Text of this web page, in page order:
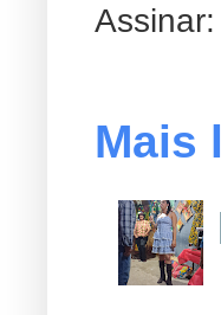
Assinar:
Mais